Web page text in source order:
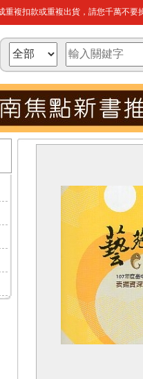
複扣款或重複出貨，請您千萬不要